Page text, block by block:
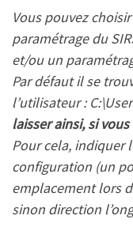
Vous pouvez
paramétrage du
et/ou un
Par défaut il se
l’utilisateur :
laisser ainsi, si
Pour cela, indiquer
configuration (un
emplacement lors
sinon direction